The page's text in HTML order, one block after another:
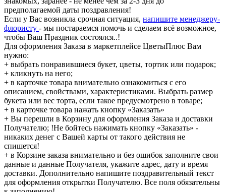
предполагаемой даты поздравления!
Если у Вас возникла срочная ситуация, напишите менеджеру-
флористу - мы постараемся помочь и сделаем всё возможное,
чтобы Ваш Праздник состоялся..!
Для оформления Заказа в маркетплейсе ЦветыПлюс Вам
нужно:
+ выбрать понравившиеся букет, цветы, тортик или подарок;
+ кликнуть на него;
+ в карточке товара внимательно ознакомиться с его
описанием, свойствами, характеристиками. Выбрать размер
букета или вес торта, если такое предусмотрено в товаре;
+ в карточке товара нажать кнопку «Заказать»
+ Вы перешли в Корзину для оформления Заказа и доставки
Получателю; !Не бойтесь нажимать кнопку «Заказать» -
никаких денег с Вашей карты от такого действия не
спишется!
+ в Корзине заказа внимательно и без ошибок заполните свои
данные и данные Получателя, укажите адрес, дату и время
доставки. Дополнительно напишите поздравительный текст
для оформления открытки Получателю. Все поля обязательны